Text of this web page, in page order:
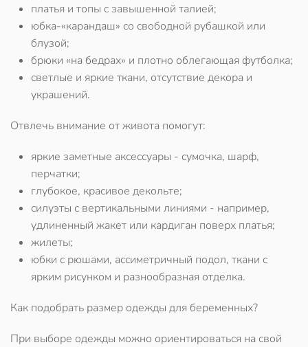
платья и топы с завышенной талией;
юбка-«карандаш» со свободной рубашкой или
блузой;
брюки «на бедрах» и плотно облегающая футболка;
светлые и яркие ткани, отсутствие декора и
украшений.
Отвлечь внимание от живота помогут:
яркие заметные аксессуары - сумочка, шарф,
перчатки;
глубокое, красивое декольте;
силуэты с вертикальными линиями - например,
удлиненный жакет или кардиган поверх платья;
жилеты;
юбки с рюшами, ассиметричный подол, ткани с
ярким рисунком и разнообразная отделка.
Как подобрать размер одежды для беременных?
При выборе одежды можно ориентироваться на свой